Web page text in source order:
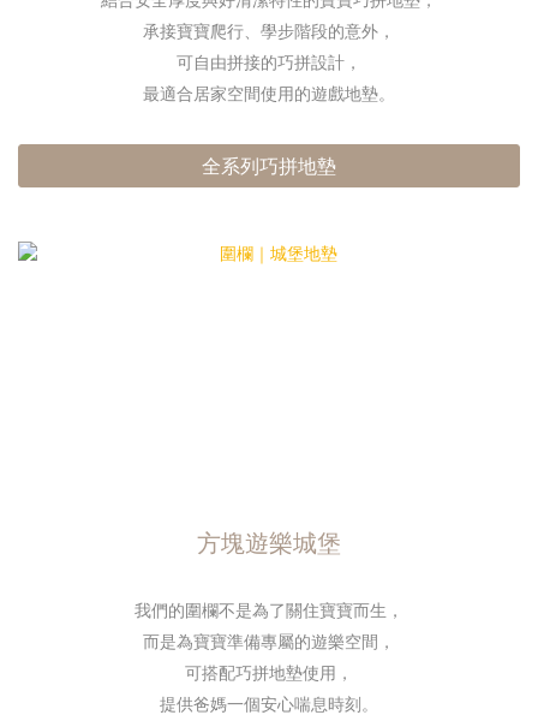
承接寶寶爬行、學步階段的意外，
可自由拼接的巧拼設計，
最適合居家空間使用的遊戲地墊。
全系列巧拼地墊
方塊遊樂城堡
我們的圍欄不是為了關住寶寶而生，
而是為寶寶準備專屬的遊樂空間，
可搭配巧拼地墊使用，
提供爸媽一個安心喘息時刻。